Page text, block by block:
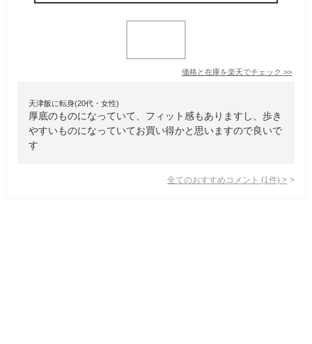
価格と在庫を楽天でチェック >>
天津飯に転身(20代・女性)
厚底のものになっていて、フィット感もありますし、歩き
やすいものになっていてお買い得かと思いますので良いで
す
全てのおすすめコメント (1 件) >